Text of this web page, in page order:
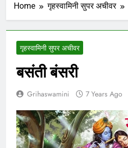
Home गृहस्वामिनी सुपर अचीवर
गृहस्वामिनी सुपर अचीवर
बसंती बंसरी
Grihaswamini 7 Years Ago